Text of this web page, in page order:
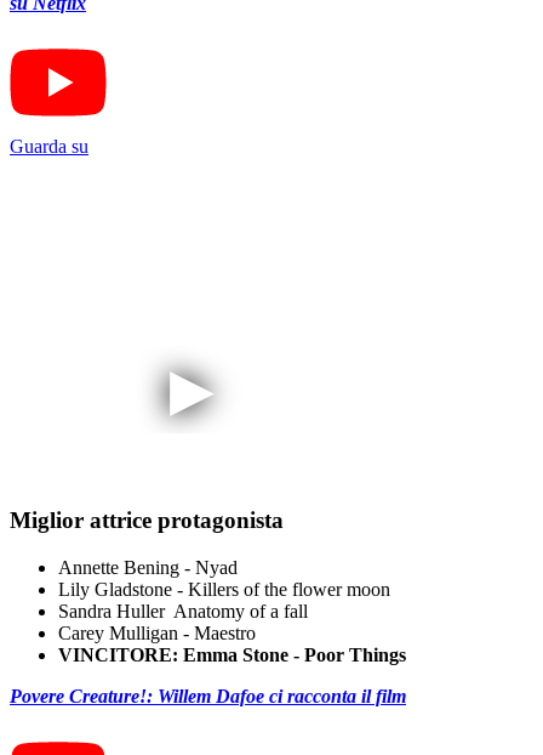
Guarda su
Miglior attrice protagonista
Annette Bening - Nyad
Lily Gladstone - Killers of the flower moon
Sandra Huller Anatomy of a fall
Carey Mulligan - Maestro
VINCITORE: Emma Stone - Poor Things
Povere Creature!: Willem Dafoe ci racconta il film